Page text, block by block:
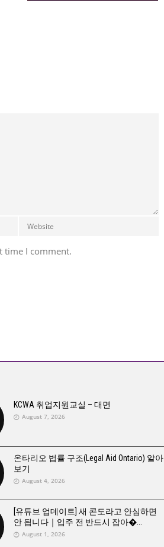
time I comment.
KCWA 취업지원교실 – 대면
August 7, 2026
온타리오 법률 구조(Legal Aid Ontario) 알아
보기
August 4, 2026
[유튜브 업데이트] 새 콘도라고 안심하면
안 됩니다｜입주 전 반드시 잡아�
August 1, 2026